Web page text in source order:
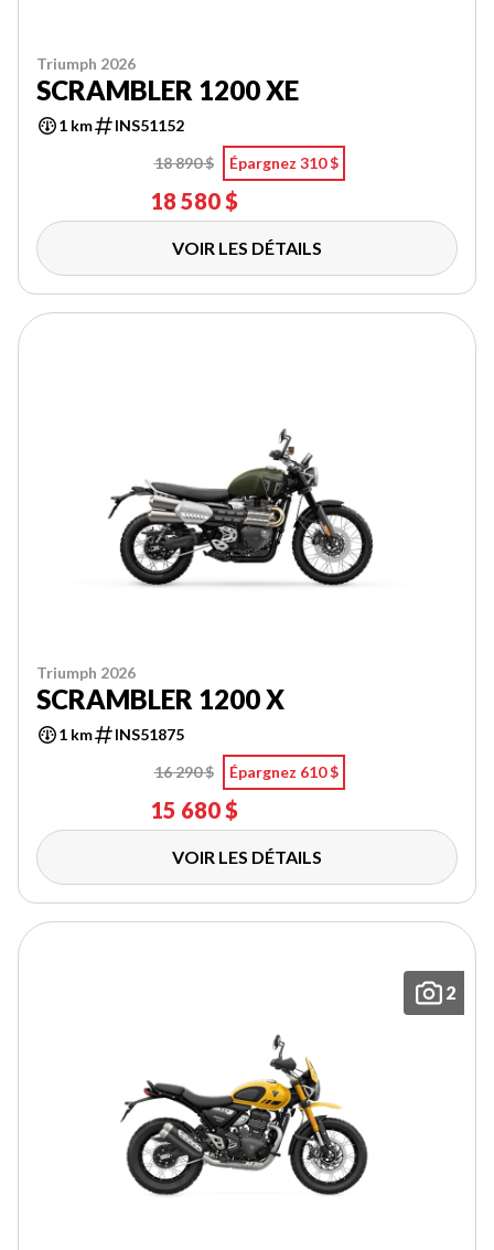
Triumph 2026
SCRAMBLER 1200 XE
1 km
INS51152
18 890 $
Épargnez 310 $
18 580 $
VOIR LES DÉTAILS
Triumph 2026
SCRAMBLER 1200 X
1 km
INS51875
16 290 $
Épargnez 610 $
15 680 $
VOIR LES DÉTAILS
2